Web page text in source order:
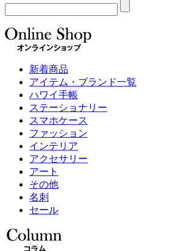
新着商品
アイテム・ブランド一覧
ハワイ手帳
ステーショナリー
スマホケース
ファッション
インテリア
アクセサリー
アート
その他
名刺
セール